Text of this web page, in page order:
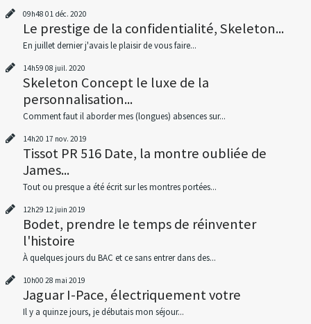
09h48 01 déc. 2020
Le prestige de la confidentialité, Skeleton...
En juillet dernier j'avais le plaisir de vous faire...
14h59 08 juil. 2020
Skeleton Concept le luxe de la
personnalisation...
Comment faut il aborder mes (longues) absences sur...
14h20 17 nov. 2019
Tissot PR 516 Date, la montre oubliée de
James...
Tout ou presque a été écrit sur les montres portées...
12h29 12 juin 2019
Bodet, prendre le temps de réinventer
l'histoire
À quelques jours du BAC et ce sans entrer dans des...
10h00 28 mai 2019
Jaguar I-Pace, électriquement votre
Il y a quinze jours, je débutais mon séjour...